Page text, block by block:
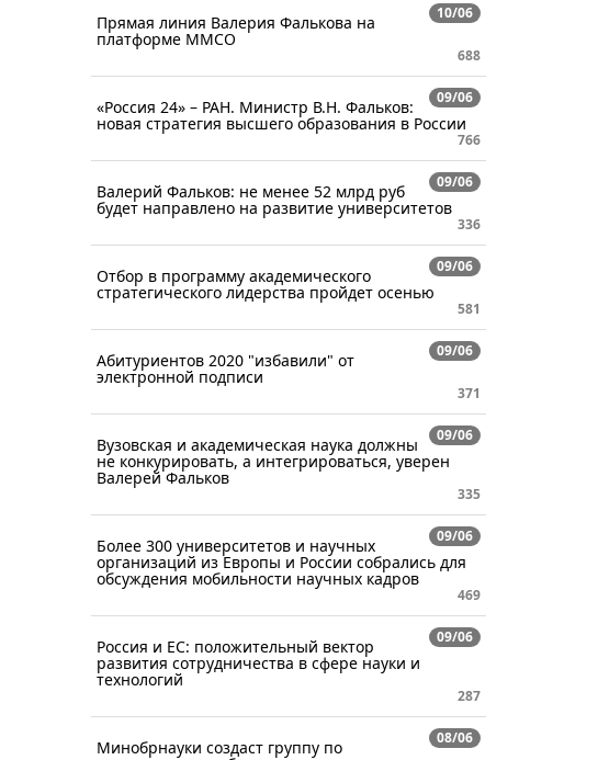
10/06
Прямая линия Валерия Фалькова на
платформе ММСО
688
09/06
«Россия 24» – РАН. Министр В.Н. Фальков:
новая стратегия высшего образования в России
766
09/06
Валерий Фальков: не менее 52 млрд руб
будет направлено на развитие университетов
336
09/06
Отбор в программу академического
стратегического лидерства пройдет осенью
581
09/06
Абитуриентов 2020 "избавили" от
электронной подписи
371
09/06
Вузовская и академическая наука должны
не конкурировать, а интегрироваться, уверен
Валерей Фальков
335
09/06
Более 300 университетов и научных
организаций из Европы и России собрались для
обсуждения мобильности научных кадров
469
09/06
Россия и ЕС: положительный вектор
развития сотрудничества в сфере науки и
технологий
287
08/06
Минобрнауки создаст группу по